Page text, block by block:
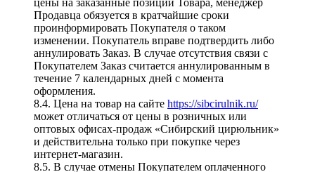
Продавца обязуется в кратчайшие сроки
проинформировать Покупателя о таком
изменении. Покупатель вправе подтвердить либо
аннулировать Заказ. В случае отсутствия связи с
Покупателем Заказ считается аннулированным в
течение 7 календарных дней с момента
оформления.
8.4. Цена на товар на сайте https://sibcirulnik.ru/
может отличаться от цены в розничных или
оптовых офисах-продаж «Сибирский цирюльник»
и действительна только при покупке через
интернет-магазин.
8.5. В случае отмены Покупателем оплаченного